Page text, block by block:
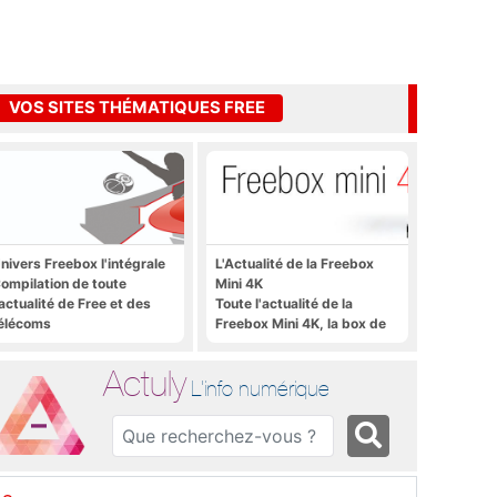
VOS SITES THÉMATIQUES FREE
Freebox l'intégrale
de toute
de Free et des
L'Actualité de la Freebox
Mini 4K
Toute l'actualité de la
Freebox Mini 4K, la box de
Actuly L'info numérique